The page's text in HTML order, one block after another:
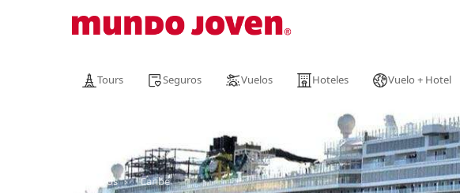
Tours Seguros Vuelos Hoteles Vuelo + Hotel
Cruceros › Caribe